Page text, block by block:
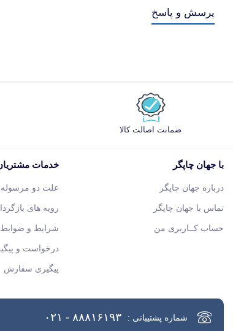
پرسش و پاسخ
ضمانت اصالت کالا
با جهان چاپگر
درباره جهان چاپگر
تماس با جهان چاپگر
حساب کــاربری من
خدمات
علت دو
رویه های
شرایط و ضوابط
درخواست و
پیگیری سفارش
شماره پشتیبانی : ۸۸۸۱۶۱۹۳ - ۰۲۱